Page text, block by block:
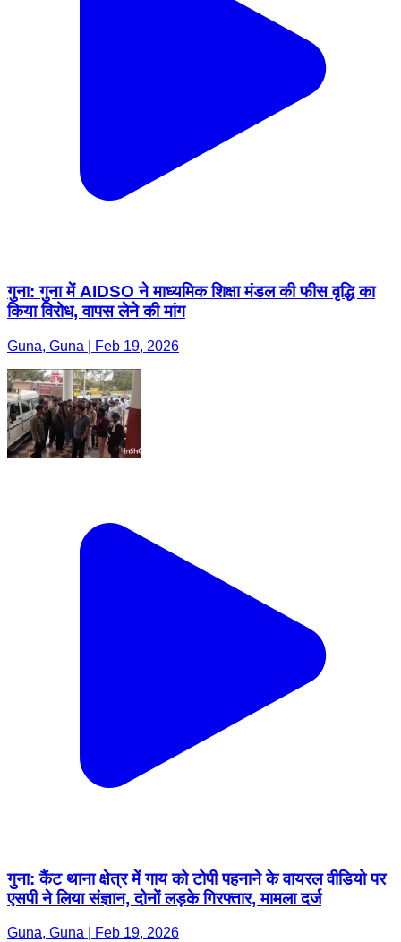
गुना: गुना में AIDSO ने माध्यमिक शिक्षा मंडल की फीस वृद्धि का
किया विरोध, वापस लेने की मांग
Guna, Guna | Feb 19, 2026
गुना: कैंट थाना क्षेत्र में गाय को टोपी पहनाने के वायरल वीडियो पर
एसपी ने लिया संज्ञान, दोनों लड़के गिरफ्तार, मामला दर्ज
Guna, Guna | Feb 19, 2026